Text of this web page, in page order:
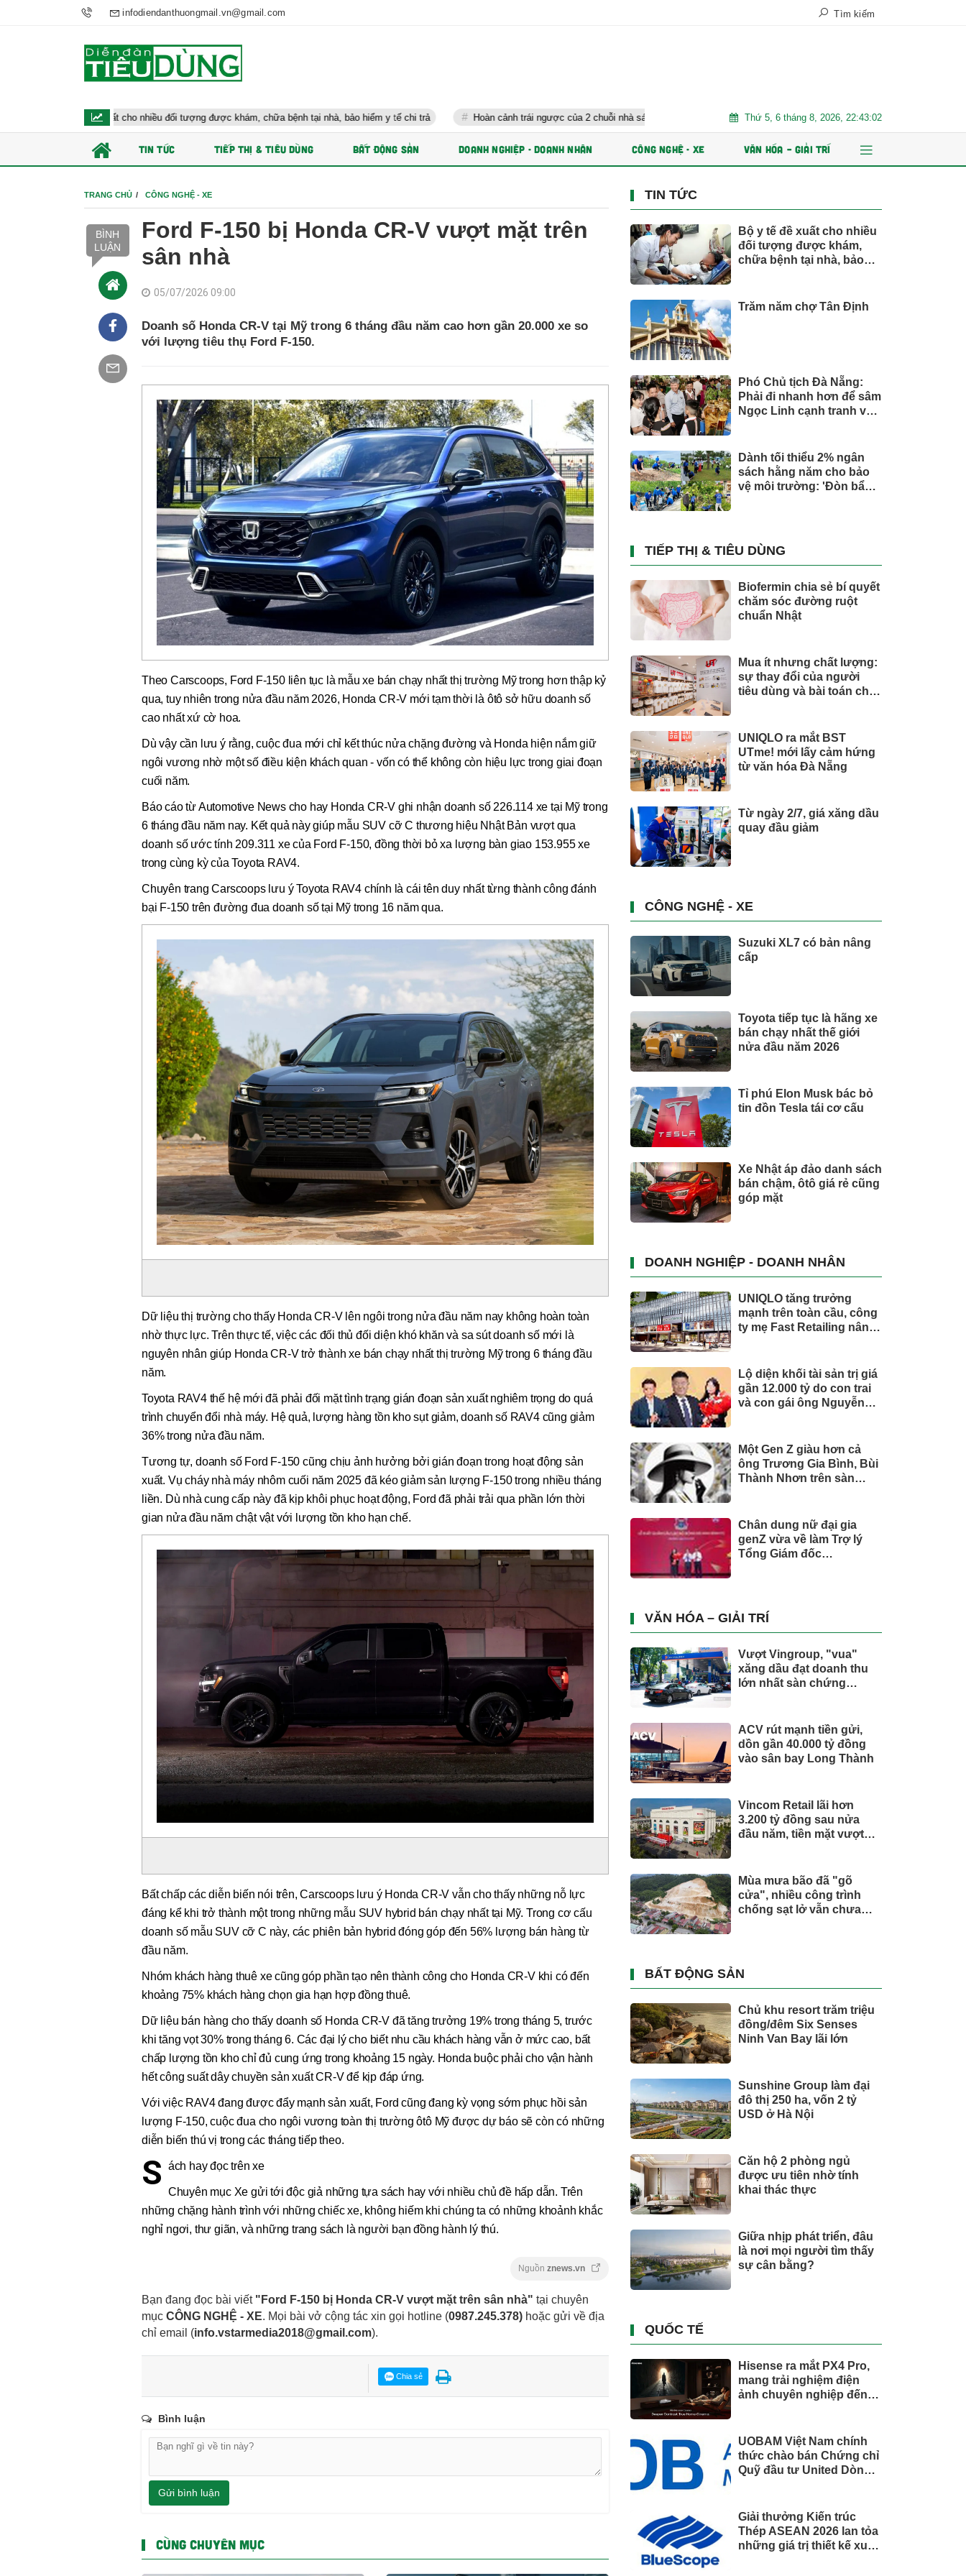
infodiendanthuongmail.vn@gmail.com Tìm kiếm
y tế đề xuất cho nhiều đối tượng được khám, chữa bệnh tại nhà, bảo hiểm y tế chi trả Hoàn cảnh trái ngược của 2 chuỗi nhà sách lớn nhất Việt Nam Trăm năm chợ Tân Định AI và dữ liệu định hình
Thứ 5, 6 tháng 8, 2026, 22:43:03
TIN TỨC TIẾP THỊ & TIÊU DÙNG BẤT ĐỘNG SẢN DOANH NGHIỆP - DOANH NHÂN CÔNG NGHỆ - XE VĂN HÓA – GIẢI TRÍ
TRANG CHỦ CÔNG NGHỆ - XE
BÌNH
LUẬN
Ford F-150 bị Honda CR-V vượt mặt trên
sân nhà
05/07/2026 09:00
Doanh số Honda CR-V tại Mỹ trong 6 tháng đầu năm cao hơn gần 20.000 xe so
với lượng tiêu thụ Ford F-150.
Theo Carscoops, Ford F-150 liên tục là mẫu xe bán chạy nhất thị trường Mỹ trong hơn thập kỷ
qua, tuy nhiên trong nửa đầu năm 2026, Honda CR-V mới tạm thời là ôtô sở hữu doanh số
cao nhất xứ cờ hoa.
Dù vậy cần lưu ý rằng, cuộc đua mới chỉ kết thúc nửa chặng đường và Honda hiện nắm giữ
ngôi vương nhờ một số điều kiện khách quan - vốn có thể không còn hiệu lực trong giai đoạn
cuối năm.
Báo cáo từ Automotive News cho hay Honda CR-V ghi nhận doanh số 226.114 xe tại Mỹ trong
6 tháng đầu năm nay. Kết quả này giúp mẫu SUV cỡ C thương hiệu Nhật Bản vượt qua
doanh số ước tính 209.311 xe của Ford F-150, đồng thời bỏ xa lượng bàn giao 153.955 xe
trong cùng kỳ của Toyota RAV4.
Chuyên trang Carscoops lưu ý Toyota RAV4 chính là cái tên duy nhất từng thành công đánh
bại F-150 trên đường đua doanh số tại Mỹ trong 16 năm qua.
Dữ liệu thị trường cho thấy Honda CR-V lên ngôi trong nửa đầu năm nay không hoàn toàn
nhờ thực lực. Trên thực tế, việc các đối thủ đối diện khó khăn và sa sút doanh số mới là
nguyên nhân giúp Honda CR-V trở thành xe bán chạy nhất thị trường Mỹ trong 6 tháng đầu
năm.
Toyota RAV4 thế hệ mới đã phải đối mặt tình trạng gián đoạn sản xuất nghiêm trọng do quá
trình chuyển đổi nhà máy. Hệ quả, lượng hàng tồn kho sụt giảm, doanh số RAV4 cũng giảm
36% trong nửa đầu năm.
Tương tự, doanh số Ford F-150 cũng chịu ảnh hưởng bởi gián đoạn trong hoạt động sản
xuất. Vụ cháy nhà máy nhôm cuối năm 2025 đã kéo giảm sản lượng F-150 trong nhiều tháng
liền. Dù nhà cung cấp này đã kịp khôi phục hoạt động, Ford đã phải trải qua phần lớn thời
gian nửa đầu năm chật vật với lượng tồn kho hạn chế.
Bất chấp các diễn biến nói trên, Carscoops lưu ý Honda CR-V vẫn cho thấy những nỗ lực
đáng kể khi trở thành một trong những mẫu SUV hybrid bán chạy nhất tại Mỹ. Trong cơ cấu
doanh số mẫu SUV cỡ C này, các phiên bản hybrid đóng góp đến 56% lượng bán hàng từ
đầu năm.
Nhóm khách hàng thuê xe cũng góp phần tạo nên thành công cho Honda CR-V khi có đến
khoảng 75% khách hàng chọn gia hạn hợp đồng thuê.
Dữ liệu bán hàng cho thấy doanh số Honda CR-V đã tăng trưởng 19% trong tháng 5, trước
khi tăng vọt 30% trong tháng 6. Các đại lý cho biết nhu cầu khách hàng vẫn ở mức cao, bất
chấp lượng tồn kho chỉ đủ cung ứng trong khoảng 15 ngày. Honda buộc phải cho vận hành
hết công suất dây chuyền sản xuất CR-V để kịp đáp ứng.
Với việc RAV4 đang được đẩy mạnh sản xuất, Ford cũng đang kỳ vọng sớm phục hồi sản
lượng F-150, cuộc đua cho ngôi vương toàn thị trường ôtô Mỹ được dự báo sẽ còn có những
diễn biến thú vị trong các tháng tiếp theo.
S ách hay đọc trên xe
Chuyên mục Xe gửi tới độc giả những tựa sách hay với nhiều chủ đề hấp dẫn. Trên
những chặng hành trình với những chiếc xe, không hiếm khi chúng ta có những khoảnh khắc
nghỉ ngơi, thư giãn, và những trang sách là người bạn đồng hành lý thú.
Nguồn znews.vn
Bạn đang đọc bài viết "Ford F-150 bị Honda CR-V vượt mặt trên sân nhà" tại chuyên
mục CÔNG NGHỆ - XE. Mọi bài vở cộng tác xin gọi hotline (0987.245.378) hoặc gửi về địa
chỉ email (info.vstarmedia2018@gmail.com).
Chia sẻ
Bình luận
Gửi bình luận
CÙNG CHUYÊN MỤC
TIN TỨC
Bộ y tế đề xuất cho nhiều
đối tượng được khám,
chữa bệnh tại nhà, bảo
Trăm năm chợ Tân Định
Phó Chủ tịch Đà Nẵng:
Phải đi nhanh hơn để sâm
Ngọc Linh cạnh tranh với
Dành tối thiểu 2% ngân
sách hằng năm cho bảo
vệ môi trường: 'Đòn bẩy'
TIẾP THỊ & TIÊU DÙNG
Biofermin chia sẻ bí quyết
chăm sóc đường ruột
chuẩn Nhật
Mua ít nhưng chất lượng:
sự thay đổi của người
tiêu dùng và bài toán cho
UNIQLO ra mắt BST
UTme! mới lấy cảm hứng
từ văn hóa Đà Nẵng
Từ ngày 2/7, giá xăng dầu
quay đầu giảm
CÔNG NGHỆ - XE
Suzuki XL7 có bản nâng
cấp
Toyota tiếp tục là hãng xe
bán chạy nhất thế giới
nửa đầu năm 2026
Tỉ phú Elon Musk bác bỏ
tin đồn Tesla tái cơ cấu
Xe Nhật áp đảo danh sách
bán chậm, ôtô giá rẻ cũng
góp mặt
DOANH NGHIỆP - DOANH NHÂN
UNIQLO tăng trưởng
mạnh trên toàn cầu, công
ty mẹ Fast Retailing nâng
Lộ diện khối tài sản trị giá
gần 12.000 tỷ do con trai
và con gái ông Nguyễn
Một Gen Z giàu hơn cả
ông Trương Gia Bình, Bùi
Thành Nhơn trên sàn
Chân dung nữ đại gia
genZ vừa về làm Trợ lý
Tổng Giám đốc
trụ, nắm giữ khối tài sản
hàng nghìn tỷ
VĂN HÓA – GIẢI TRÍ
Vượt Vingroup, "vua"
xăng dầu đạt doanh thu
lớn nhất sàn chứng
ACV rút mạnh tiền gửi,
dồn gần 40.000 tỷ đồng
vào sân bay Long Thành
Vincom Retail lãi hơn
3.200 tỷ đồng sau nửa
đầu năm, tiền mặt vượt
Mùa mưa bão đã "gõ
cửa", nhiều công trình
chống sạt lở vẫn chưa
BẤT ĐỘNG SẢN
Chủ khu resort trăm triệu
đồng/đêm Six Senses
Ninh Van Bay lãi lớn
Sunshine Group làm đại
đô thị 250 ha, vốn 2 tỷ
USD ở Hà Nội
Căn hộ 2 phòng ngủ
được ưu tiên nhờ tính
khai thác thực
Giữa nhịp phát triển, đâu
là nơi mọi người tìm thấy
sự cân bằng?
QUỐC TẾ
Hisense ra mắt PX4 Pro,
mang trải nghiệm điện
ảnh chuyên nghiệp đến
UOBAM Việt Nam chính
thức chào bán Chứng chỉ
Quỹ đầu tư United Dòng
Giải thưởng Kiến trúc
Thép ASEAN 2026 lan tỏa
những giá trị thiết kế xuất